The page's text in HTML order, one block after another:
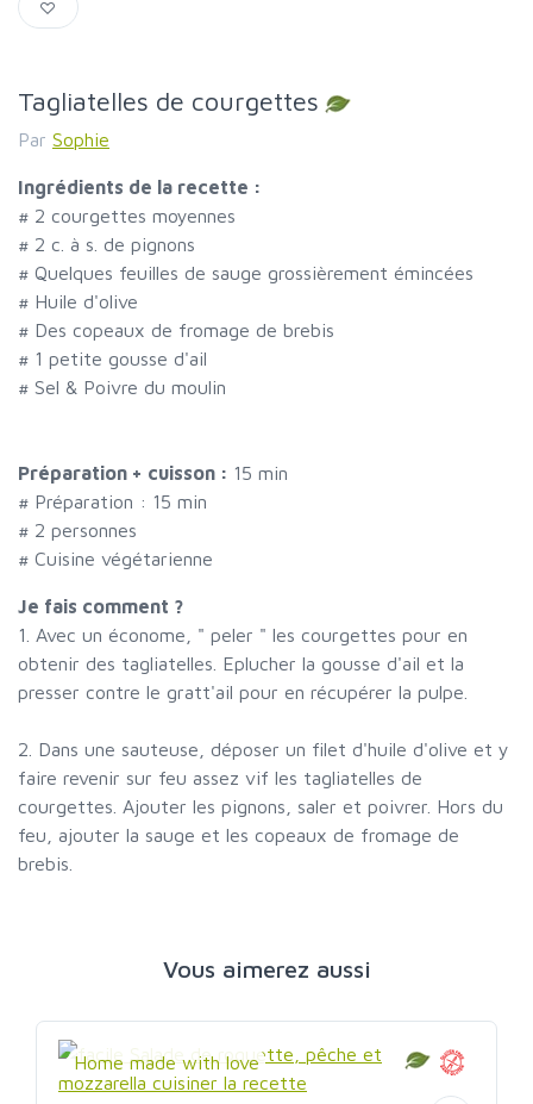
Tagliatelles de courgettes
Par Sophie
Ingrédients de la recette :
# 2 courgettes moyennes
# 2 c. à s. de pignons
# Quelques feuilles de sauge grossièrement émincées
# Huile d'olive
# Des copeaux de fromage de brebis
# 1 petite gousse d'ail
# Sel & Poivre du moulin
Préparation + cuisson : 15 min
# Préparation : 15 min
# 2 personnes
# Cuisine végétarienne
Je fais comment ?
1. Avec un économe, " peler " les courgettes pour en
obtenir des tagliatelles. Eplucher la gousse d'ail et la
presser contre le gratt'ail pour en récupérer la pulpe.
2. Dans une sauteuse, déposer un filet d'huile d'olive et y
faire revenir sur feu assez vif les tagliatelles de
courgettes. Ajouter les pignons, saler et poivrer. Hors du
feu, ajouter la sauge et les copeaux de fromage de
brebis.
Vous aimerez aussi
Home made with love